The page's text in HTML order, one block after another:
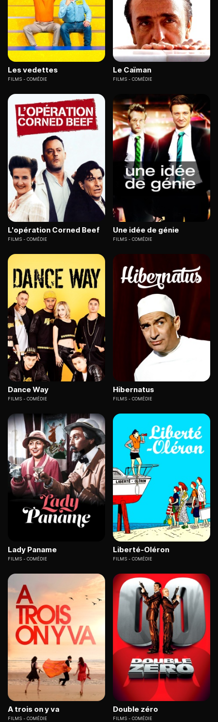
Les vedettes
FILMS COMÉDIE
Le Caïman
FILMS COMÉDIE
L'opération Corned Beef
FILMS COMÉDIE
Une idée de génie
FILMS COMÉDIE
Dance Way
FILMS COMÉDIE
Hibernatus
FILMS COMÉDIE
Lady Paname
FILMS COMÉDIE
Liberté-Oléron
FILMS COMÉDIE
A trois on y va
FILMS COMÉDIE
Double zéro
FILMS COMÉDIE